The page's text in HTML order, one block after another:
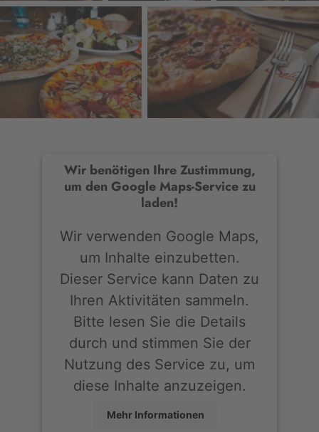
Wir benötigen Ihre Zustimmung,
um den Google Maps-Service zu
laden!
Wir verwenden Google Maps,
um Inhalte einzubetten.
Dieser Service kann Daten zu
Ihren Aktivitäten sammeln.
Bitte lesen Sie die Details
durch und stimmen Sie der
Nutzung des Service zu, um
diese Inhalte anzuzeigen.
Mehr Informationen